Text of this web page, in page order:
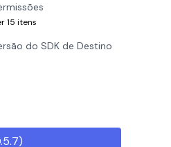
15 itens
do SDK de Destino
)